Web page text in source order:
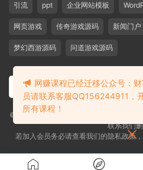
引流 ppt 企业网站模板
网页游戏 传奇游戏源码 新闻门户
梦幻西游源码 问道游戏源码
©2019-2020 愁资源 站内大部分资源收
联系我们
若加入会员务必请查看我们的隐私政策
网赚课程已经迁移公众号：
员请联系客服QQ156244911，
所有课程！